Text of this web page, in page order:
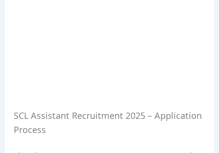
SCL Assistant Recruitment 2025 – Application
Process